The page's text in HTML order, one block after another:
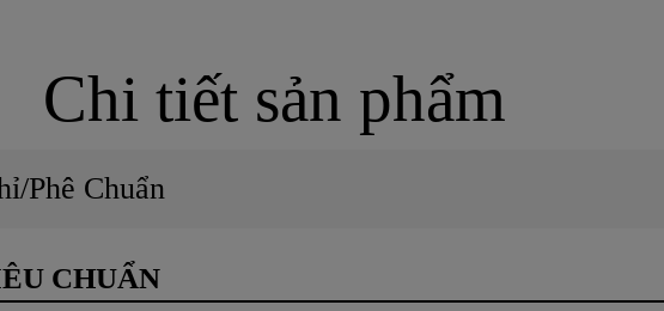
Chi tiết sản phẩm
Phê Chuẩn
CHUẨN